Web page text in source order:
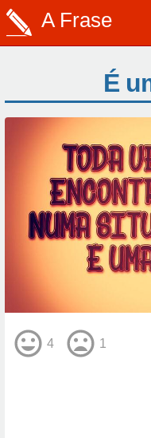
A Frase
É
4 1